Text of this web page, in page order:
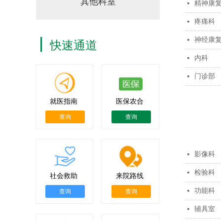
快速通道
医保农合
查询
查询
就医指南
查询
社会救助
查询
来院路线
넷 精神康
넷 疼痛科
넷 神经康
넷 内科
넷 门诊部
넷 影像科
넷 检验科
넷 功能科
넷 辅具室